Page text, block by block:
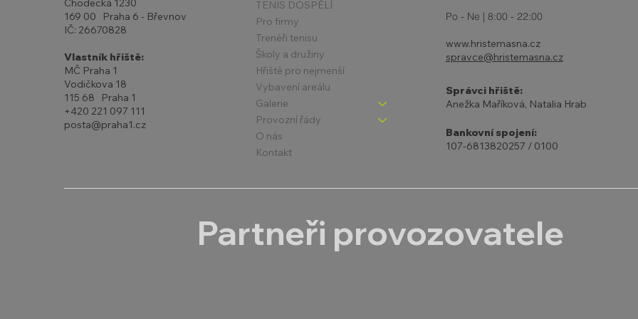
Chodecká 1230
169 00 Praha 6 - Břevnov
IČ: 26670828
Vlastník hřiště:
MČ Praha 1
Vodičkova 18
115 68 Praha 1
+420 221 097 111
posta@praha1.cz
TENIS DOSPĚLÍ
Pro firmy
Trenéři tenisu
Školy a družiny
Hřiště pro nejmenší
Vybavení areálu
Galerie
Provozní řády
O nás
Kontakt
Po - Ne | 8:00 - 22:00
www.hristemasna.cz
spravce@hristemasna.cz
Správci hřiště:
Anežka Maříková, Natalia Hrab
Bankovní spojení:
107-6813820257 / 0100
Partneři provozovatele